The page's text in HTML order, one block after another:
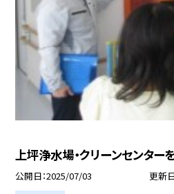
上坪浄水場・クリーンセンター
公開日 2025/07/03 更新